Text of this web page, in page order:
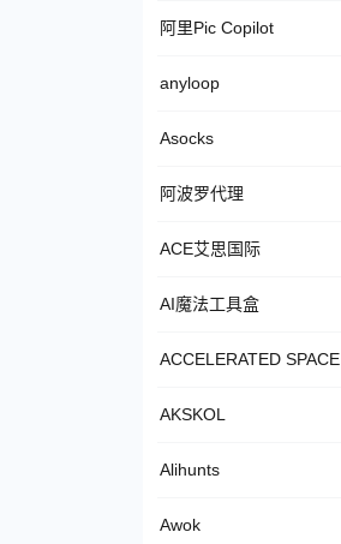
阿里Pic Copilot
anyloop
Asocks
阿波罗代理
ACE艾思国际
AI魔法工具盒
ACCELERATED SPACE
AKSKOL
Alihunts
Awok